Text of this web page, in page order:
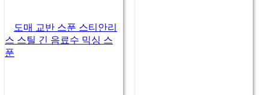
도매 교반 스푼 스티안리
스 스틸 긴 음료수 믹싱 스
푼